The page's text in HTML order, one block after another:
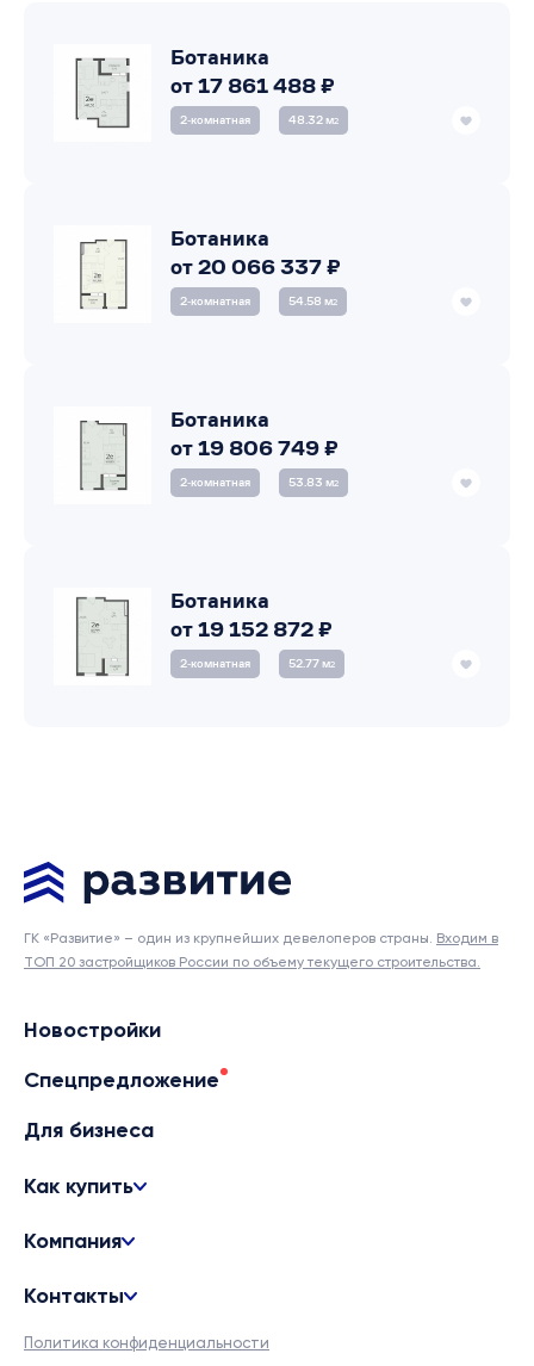
Ботаника
от 17 861 488 ₽
2‑комнатная 48.32 м2
Ботаника
от 20 066 337 ₽
2‑комнатная 54.58 м2
Ботаника
от 19 806 749 ₽
2‑комнатная 53.83 м2
Ботаника
от 19 152 872 ₽
2‑комнатная 52.77 м2
ГК «Развитие» – один из крупнейших девелоперов страны. Входим в
ТОП 20 застройщиков России по объему текущего строительства.
Новостройки
Спецпредложение
Для бизнеса
Как купить
Компания
Контакты
Политика конфиденциальности